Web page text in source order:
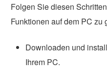
Folgen Sie diesen
Funktionen auf dem PC zu
Downloaden und
Ihrem PC.